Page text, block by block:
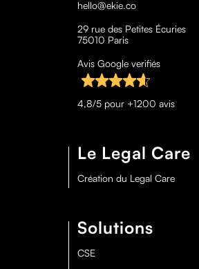
hello@ekie.co
29 rue des Petites Écuries
75010 Paris
Avis Google verifiés
4,8/5 pour +1200 avis
Le Legal Care
Création du Legal Care
Solutions
CSE